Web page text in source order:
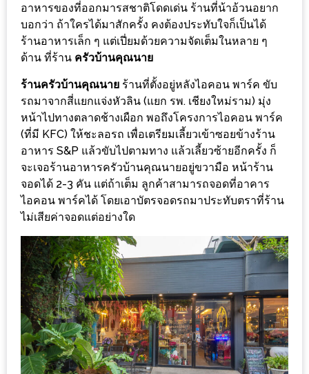
10
ร้าน
พ่อ
ค้า
แซ่บ
แม่ค้า
สวย
ร้าน
รวย
เสน่ห์
ของ
ที่
ต้อง
ไป
ลอง
16
ร้าน
อาหารของที่ออกมารสชาติโดดเด่น ร้านที่น้าอ้วนอยาก
บอกว่า ถ้าใครได้มาสักครั้ง คงต้องประทับใจก็เป็นได้
ร้านอาหารเล็ก ๆ แต่เปี่ยมด้วยความจัดเต็มในหลาย ๆ
ด้าน ที่ร้าน ครัวบ้านคุณนาย
ร้านครัวบ้านคุณนาย ร้านที่ตั้งอยู่หลังไอคอน พาร์ค ขับ
รถมาจากสี่แยกแจ่งหัวลิน (แยก รพ. เชียงใหม่ราม) มุ่ง
หน้าไปทางตลาดช้างเผือก พอถึงโครงการไอคอน พาร์ค
(ที่มี KFC) ให้ชะลอรถ เพื่อเตรียมเลี้ยวเข้าซอยข้างร้าน
อาหาร S&P แล้วขับไปตามทาง แล้วเลี้ยวซ้ายอีกครั้ง ก็
จะเจอร้านอาหารครัวบ้านคุณนายอยู่ขวามือ หน้าร้าน
จอดได้ 2-3 คัน แต่ถ้าเต็ม ลูกค้าสามารถจอดที่อาคาร
ไอคอน พาร์คได้ โดยเอาบัตรจอดรถมาประทับตราที่ร้าน
ไม่เสียค่าจอดแต่อย่างใด